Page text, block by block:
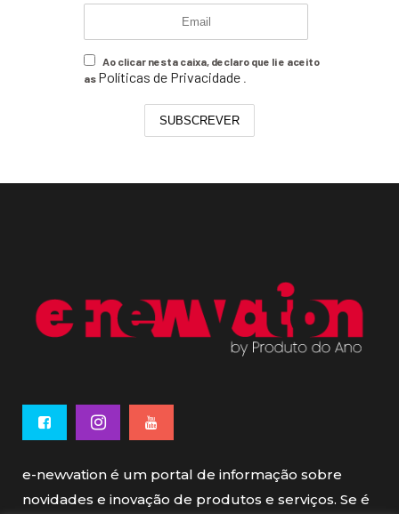
Ao clicar nesta caixa, declaro que li e aceito
as Políticas de Privacidade .
SUBSCREVER
e-newvation é um portal de informação sobre
novidades e inovação de produtos e serviços. Se é